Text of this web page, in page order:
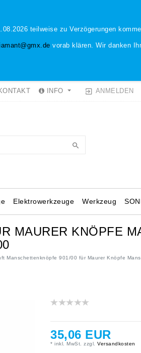
teilweise zu Verzögerungen
vorab klären. Wir danken
INFO ANMELDEN
Elektrowerkzeuge Werkzeug
MAURER KNÖPFE
Manschettenknöpfe 901/00 für Maurer Knöpfe
35,06 EUR
* inkl. MwSt. zzgl. Versandkosten